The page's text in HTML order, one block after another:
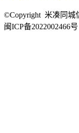
©Copyright 米凑同城
闽ICP备2022002466号